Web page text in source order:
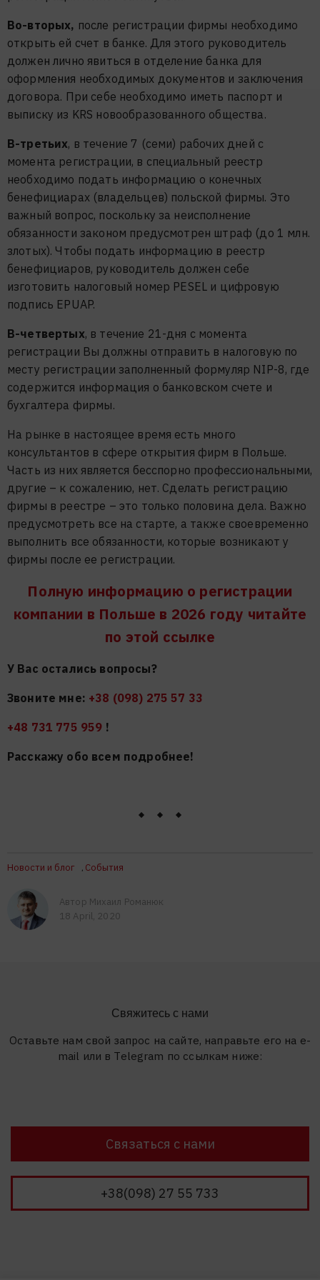
Во-вторых, после регистрации фирмы необходимо
открыть ей счет в банке. Для этого руководитель
должен лично явиться в отделение банка для
оформления необходимых документов и заключения
договора. При себе необходимо иметь паспорт и
выписку из KRS новообразованного общества.
В-третьих, в течение 7 (семи) рабочих дней с
момента регистрации, в специальный реестр
необходимо подать информацию о конечных
бенефициарах (владельцев) польской фирмы. Это
важный вопрос, поскольку за неисполнение
обязанности законом предусмотрен штраф (до 1 млн.
злотых). Чтобы подать информацию в реестр
бенефициаров, руководитель должен себе
изготовить налоговый номер PESEL и цифровую
подпись EPUAP.
В-четвертых, в течение 21-дня с момента
регистрации Вы должны отправить в налоговую по
месту регистрации заполненный формуляр NIP-8, где
содержится информация о банковском счете и
бухгалтера фирмы.
На рынке в настоящее время есть много
консультантов в сфере открытия фирм в Польше.
Часть из них является бесспорно профессиональными,
другие – к сожалению, нет. Сделать регистрацию
фирмы в реестре – это только половина дела. Важно
предусмотреть все на старте, а также своевременно
выполнить все обязанности, которые возникают у
фирмы после ее регистрации.
Полную информацию о регистрации
компании в Польше в 2026 году читайте
по этой ссылке
У Вас остались вопросы?
Звоните мне: +38 (098) 275 57 33
+48 731 775 959 !
Расскажу обо всем подробнее!
Новости и блог , События
Автор Михаил Романюк
18 April, 2020
Свяжитесь с нами
Оставьте нам свой запрос на сайте, направьте его на e-
mail или в Telegram по ссылкам ниже:
Связаться с нами
+38(098) 27 55 733